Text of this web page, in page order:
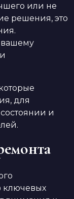
или не
решения, это
вашему
для
и
ключевых